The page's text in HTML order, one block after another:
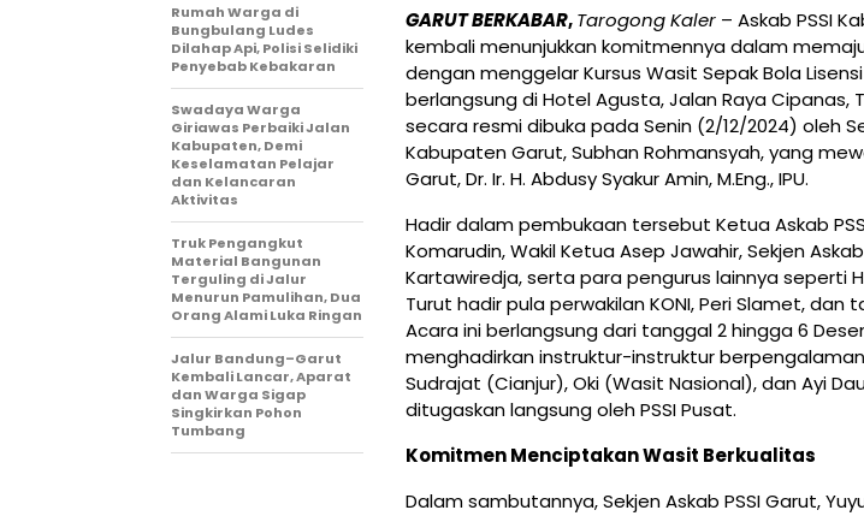
GARUT BERKABAR,Tarogong Kaler – Askab PSSI
kembali menunjukkan komitmennya dalam
dengan menggelar Kursus Wasit Sepak Bola
berlangsung di Hotel Agusta, Jalan Raya Cipanas,
secara resmi dibuka pada Senin (2/12/2024) oleh
Kabupaten Garut, Subhan Rohmansyah, yang
Garut, Dr. Ir. H. Abdusy Syakur Amin, M.Eng., IPU.
Hadir dalam pembukaan tersebut Ketua Askab
Komarudin, Wakil Ketua Asep Jawahir, Sekjen Askab
Kartawiredja, serta para pengurus lainnya seperti
Turut hadir pula perwakilan KONI, Peri Slamet, dan
Acara ini berlangsung dari tanggal 2 hingga 6
menghadirkan instruktur-instruktur
Sudrajat (Cianjur), Oki (Wasit Nasional), dan Ayi
ditugaskan langsung oleh PSSI Pusat.
Komitmen Menciptakan Wasit Berkualitas
Dalam sambutannya, Sekjen Askab PSSI Garut,
Rumah Warga di
Bungbulang Ludes
Dilahap Api, Polisi Selidiki
Penyebab Kebakaran
Swadaya Warga
Giriawas Perbaiki Jalan
Kabupaten, Demi
Keselamatan Pelajar
dan Kelancaran
Aktivitas
Truk Pengangkut
Material Bangunan
Terguling di Jalur
Menurun Pamulihan, Dua
Orang Alami Luka Ringan
Jalur Bandung–Garut
Kembali Lancar, Aparat
dan Warga Sigap
Singkirkan Pohon
Tumbang